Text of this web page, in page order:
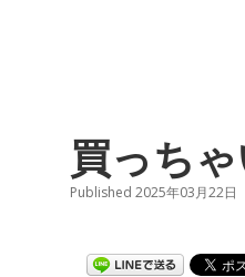
買っち
Published 2025年03月22日